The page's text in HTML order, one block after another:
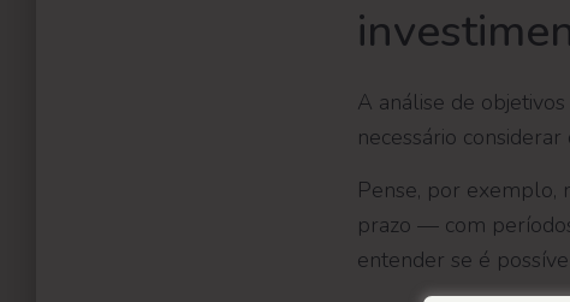
A análise de
necessário
Pense, por exemplo,
prazo — com
entender se é